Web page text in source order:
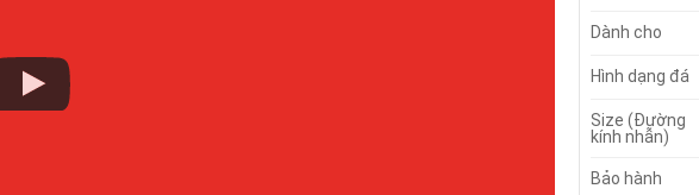
Dành cho
Hình dạng đá
Size (Đường
kính nhẫn)
Bảo hành